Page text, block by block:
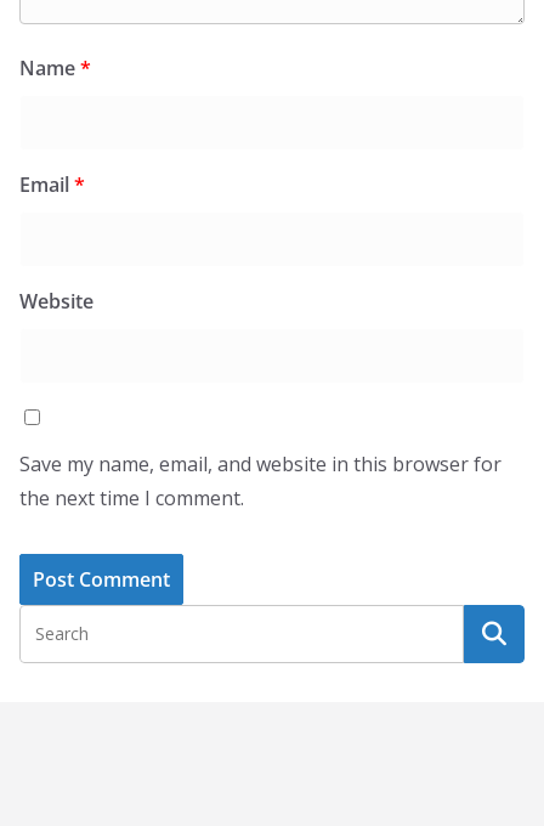
Name*
Email*
Website
Save my name, email, and website in this browser for
the next time I comment.